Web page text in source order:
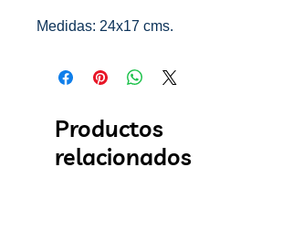
Medidas: 24x17 cms.
Productos
relacionados